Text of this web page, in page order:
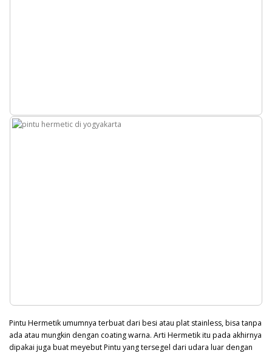
Pintu Hermetik umumnya terbuat dari besi atau plat stainless, bisa tanpa
ada atau mungkin dengan coating warna. Arti Hermetik itu pada akhirnya
dipakai juga buat meyebut Pintu yang tersegel dari udara luar dengan